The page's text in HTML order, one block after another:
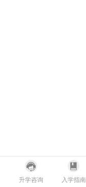
升学咨询 入学指南